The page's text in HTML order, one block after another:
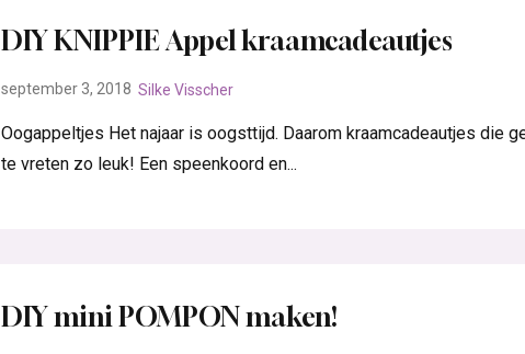
DIY KNIPPIE Appel kraamcadeautjes
Oogappeltjes Het najaar is oogsttijd. Daarom kraamcadeautjes die
te vreten zo leuk! Een speenkoord en...
september 3, 2018 Silke Visscher
DIY mini POMPON maken!